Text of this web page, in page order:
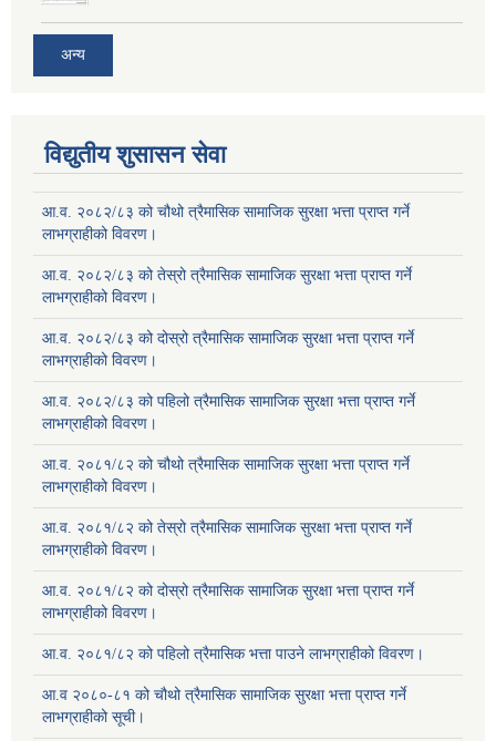
अन्य
विद्युतीय शुसासन सेवा
आ.व. २०८२/८३ को चौथो त्रैमासिक सामाजिक सुरक्षा भत्ता प्राप्त गर्ने
लाभग्राहीको विवरण।
आ.व. २०८२/८३ को तेस्रो त्रैमासिक सामाजिक सुरक्षा भत्ता प्राप्त गर्ने
लाभग्राहीको विवरण।
आ.व. २०८२/८३ को दोस्रो त्रैमासिक सामाजिक सुरक्षा भत्ता प्राप्त गर्ने
लाभग्राहीको विवरण।
आ.व. २०८२/८३ को पहिलो त्रैमासिक सामाजिक सुरक्षा भत्ता प्राप्त गर्ने
लाभग्राहीको विवरण।
आ.व. २०८१/८२ को चौथो त्रैमासिक सामाजिक सुरक्षा भत्ता प्राप्त गर्ने
लाभग्राहीको विवरण।
आ.व. २०८१/८२ को तेस्रो त्रैमासिक सामाजिक सुरक्षा भत्ता प्राप्त गर्ने
लाभग्राहीको विवरण।
आ.व. २०८१/८२ को दोस्रो त्रैमासिक सामाजिक सुरक्षा भत्ता प्राप्त गर्ने
लाभग्राहीको विवरण।
आ.व. २०८१/८२ को पहिलो त्रैमासिक भत्ता पाउने लाभग्राहीको विवरण।
आ.व २०८०-८१ को चौथो त्रैमासिक सामाजिक सुरक्षा भत्ता प्राप्त गर्ने
लाभग्राहीको सूची।